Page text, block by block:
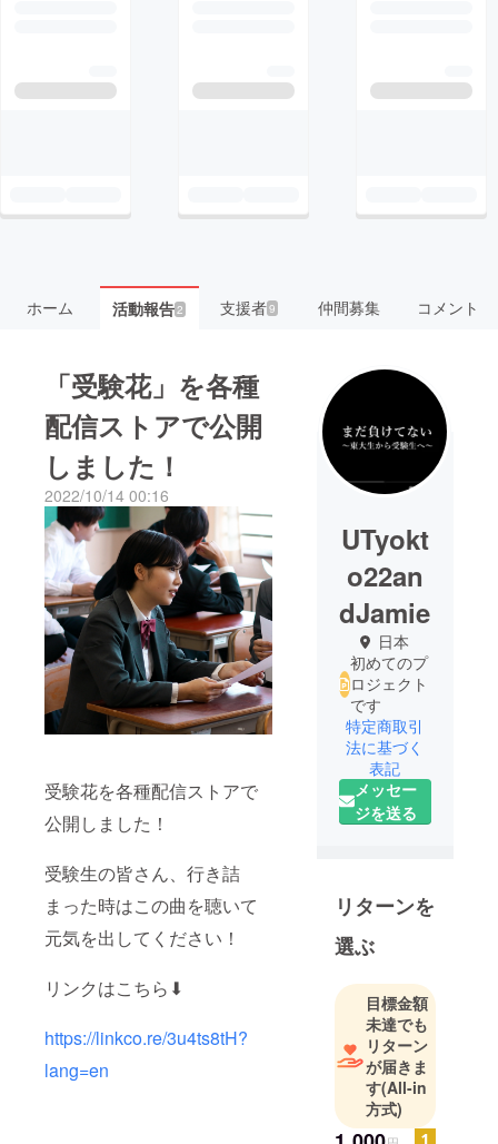
ホーム 活動報告2 支援者9 仲間募集 コメント
「受験花」を各種
配信ストアで公開
しました！
2022/10/14 00:16
受験花を各種配信ストアで
公開しました！
受験生の皆さん、行き詰
まった時はこの曲を聴いて
元気を出してください！
リンクはこちら⬇︎
https://linkco.re/3u4ts8tH?
lang=en
UTyokt
o22an
dJamie
日本
初めてのプ
ロジェクト
です
特定商取引
法に基づく
表記
メッセー
ジを送る
リターンを
選ぶ
目標金額
未達でも
リターン
が届きま
す(All-in
方式)